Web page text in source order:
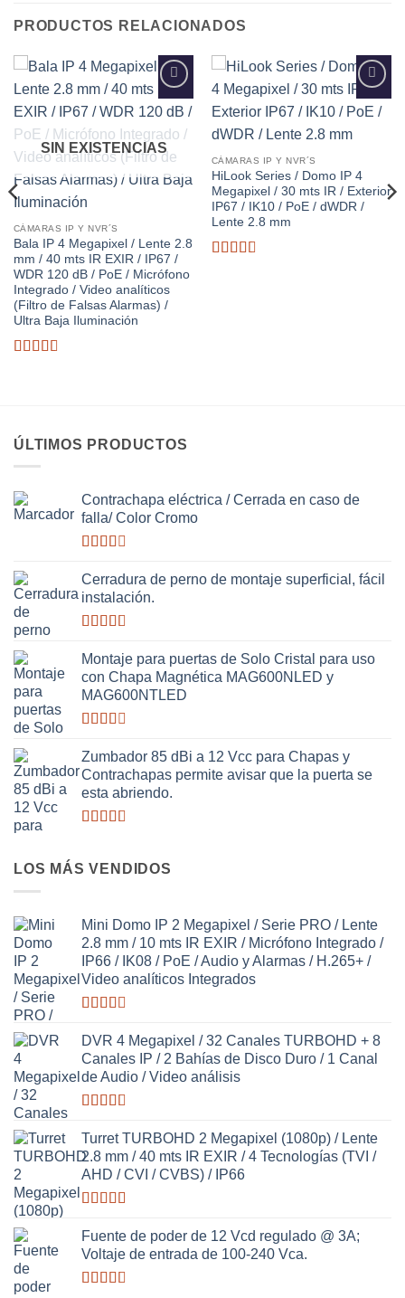
PRODUCTOS RELACIONADOS
Añadir
a la
lista de
deseos
SIN EXISTENCIAS
CÁMARAS IP Y NVR´S
Bala IP 4 Megapixel / Lente 2.8
mm / 40 mts IR EXIR / IP67 /
WDR 120 dB / PoE / Micrófono
Integrado / Video analíticos
(Filtro de Falsas Alarmas) /
Ultra Baja Iluminación
Añadir
a la
deseos
CÁMARAS IP Y NVR´S
HiLook Series / Domo IP 4
Megapixel / 30 mts IR / Exterior
IP67 / IK10 / PoE / dWDR /
Lente 2.8 mm
ÚLTIMOS PRODUCTOS
Contrachapa eléctrica / Cerrada en caso de
falla/ Color Cromo
con
2.51
de 5
Cerradura de perno de montaje superficial, fácil
instalación.
con
2.63
de 5
Montaje para puertas de Solo Cristal para uso
con Chapa Magnética MAG600NLED y
MAG600NTLED
con
2.50
de 5
Zumbador 85 dBi a 12 Vcc para Chapas y
Contrachapas permite avisar que la puerta se
esta abriendo.
2.63
LOS MÁS VENDIDOS
Mini Domo IP 2 Megapixel / Serie PRO / Lente
2.8 mm / 10 mts IR EXIR / Micrófono Integrado /
IP66 / IK08 / PoE / Audio y Alarmas / H.265+ /
Video analíticos Integrados
con
2.58
de 5
DVR 4 Megapixel / 32 Canales TURBOHD + 8
Canales IP / 2 Bahías de Disco Duro / 1 Canal
de Audio / Video análisis
con
2.63
de 5
Turret TURBOHD 2 Megapixel (1080p) / Lente
2.8 mm / 40 mts IR EXIR / 4 Tecnologías (TVI /
AHD / CVI / CVBS) / IP66
con
2.98de
5
Fuente de poder de 12 Vcd regulado @ 3A;
Voltaje de entrada de 100-240 Vca.